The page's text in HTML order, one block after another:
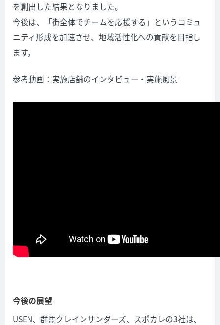
を創出した結果となりました。
今後は、「街全体でチームを応援する」というコミュ
ニティ形成を加速させ、地域活性化への貢献を目指し
ます。
参考動画：実施店舗のインタビュー・実施風景
今後の展望
USEN、群馬クレインサンダーズ、スポカレの3社は、